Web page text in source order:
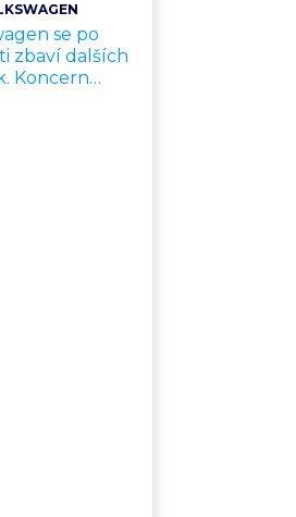
velký
se po
zbaví dalších
Koncern